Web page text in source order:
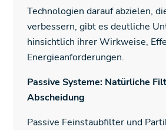
Technologien darauf abzielen,
verbessern, gibt es deutliche
hinsichtlich ihrer Wirkweise,
Energieanforderungen.
Passive Systeme: Natürliche
Abscheidung
Passive Feinstaubfilter und